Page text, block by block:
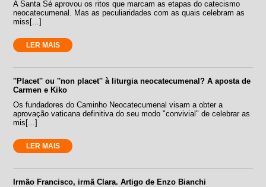
A Santa Sé aprovou os ritos que marcam as etapas do catecismo
neocatecumenal. Mas as peculiaridades com as quais celebram as
miss[...]
LER MAIS
''Placet'' ou ''non placet'' à liturgia neocatecumenal? A aposta de
Carmen e Kiko
Os fundadores do Caminho Neocatecumenal visam a obter a
aprovação vaticana definitiva do seu modo "convivial" de celebrar as
mis[...]
LER MAIS
Irmão Francisco, irmã Clara. Artigo de Enzo Bianchi